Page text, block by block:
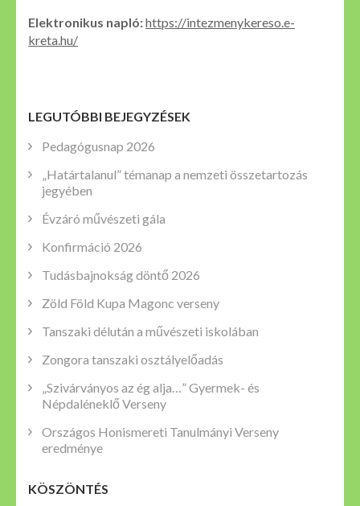
Elektronikus napló:https://intezmenykereso.e-
kreta.hu/
LEGUTÓBBI BEJEGYZÉSEK
Pedagógusnap 2026
„Határtalanul” témanap a nemzeti összetartozás
jegyében
Évzáró művészeti gála
Konfirmáció 2026
Tudásbajnokság döntő 2026
Zöld Föld Kupa Magonc verseny
Tanszaki délután a művészeti iskolában
Zongora tanszaki osztályelőadás
„Szivárványos az ég alja…” Gyermek- és
Népdaléneklő Verseny
Országos Honismereti Tanulmányi Verseny
eredménye
KÖSZÖNTÉS